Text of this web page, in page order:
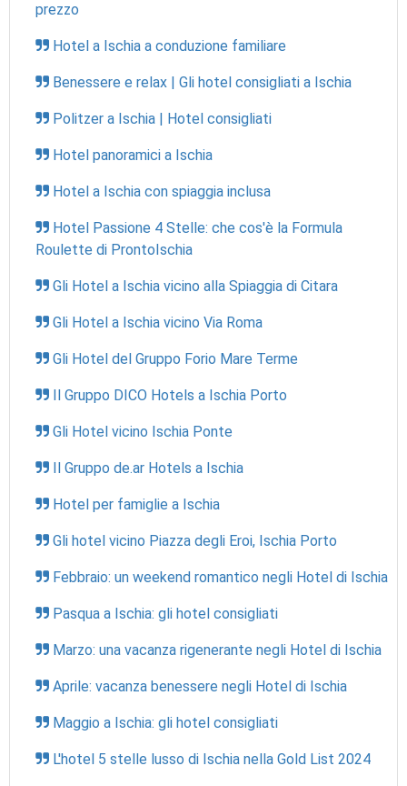
prezzo
Hotel a Ischia a conduzione familiare
Benessere e relax | Gli hotel consigliati a Ischia
Politzer a Ischia | Hotel consigliati
Hotel panoramici a Ischia
Hotel a Ischia con spiaggia inclusa
Hotel Passione 4 Stelle: che cos'è la Formula
Roulette di ProntoIschia
Gli Hotel a Ischia vicino alla Spiaggia di Citara
Gli Hotel a Ischia vicino Via Roma
Gli Hotel del Gruppo Forio Mare Terme
Il Gruppo DICO Hotels a Ischia Porto
Gli Hotel vicino Ischia Ponte
Il Gruppo de.ar Hotels a Ischia
Hotel per famiglie a Ischia
Gli hotel vicino Piazza degli Eroi, Ischia Porto
Febbraio: un weekend romantico negli Hotel di Ischia
Pasqua a Ischia: gli hotel consigliati
Marzo: una vacanza rigenerante negli Hotel di Ischia
Aprile: vacanza benessere negli Hotel di Ischia
Maggio a Ischia: gli hotel consigliati
L'hotel 5 stelle lusso di Ischia nella Gold List 2024